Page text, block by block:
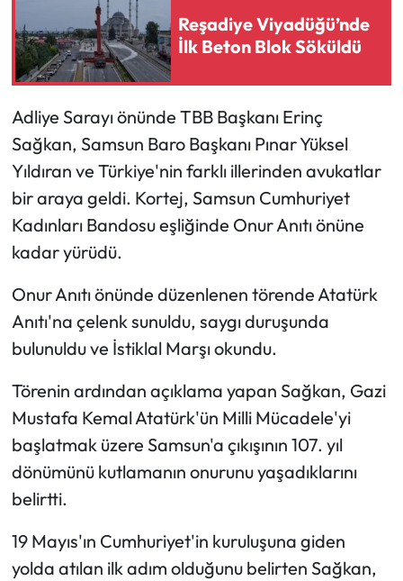
Reşadiye Viyadüğü’nde
İlk Beton Blok Söküldü
Adliye Sarayı önünde TBB Başkanı Erinç
Sağkan, Samsun Baro Başkanı Pınar Yüksel
Yıldıran ve Türkiye'nin farklı illerinden avukatlar
bir araya geldi. Kortej, Samsun Cumhuriyet
Kadınları Bandosu eşliğinde Onur Anıtı önüne
kadar yürüdü.
Onur Anıtı önünde düzenlenen törende Atatürk
Anıtı'na çelenk sunuldu, saygı duruşunda
bulunuldu ve İstiklal Marşı okundu.
Törenin ardından açıklama yapan Sağkan, Gazi
Mustafa Kemal Atatürk'ün Milli Mücadele'yi
başlatmak üzere Samsun'a çıkışının 107. yıl
dönümünü kutlamanın onurunu yaşadıklarını
belirtti.
19 Mayıs'ın Cumhuriyet'in kuruluşuna giden
yolda atılan ilk adım olduğunu belirten Sağkan,
Ekonomi
Sağlık
Teknoloji